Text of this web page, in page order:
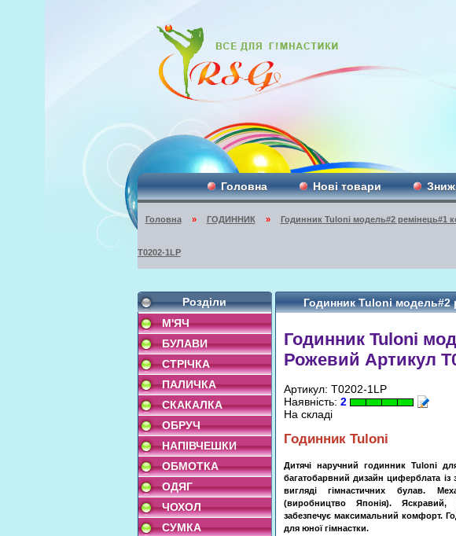
Головна Нові товари
Головна » ГОДИННИК » Годинник Tuloni модель#2 ремінець#1
T0202-1LP
Розділи
М'ЯЧ
БУЛАВИ
СТРІЧКА
ПАЛИЧКА
СКАКАЛКА
ОБРУЧ
НАПІВЧЕШКИ
ОБМОТКА
ОДЯГ
ЧОХОЛ
СУМКА
Годинник Tuloni модель#2
Годинник Tuloni
Рожевий Артикул
Артикул: T0202-1LP
Наявність: 2
На складі
Годинник Tuloni
Дитячі наручний годинник Tuloni
багатобарвний дизайн циферблата із
вигляді
гімнастичних булав.
(виробництво Японія). Яскравий,
забезпечує максимальний комфорт.
для юної гімнастки.